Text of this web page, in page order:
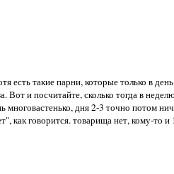
есть такие парни, которые только в день
Вот и посчитайте, сколько тогда в
многовастенько, дня 2-3 точно потом
как говорится. товарища нет, кому-то и